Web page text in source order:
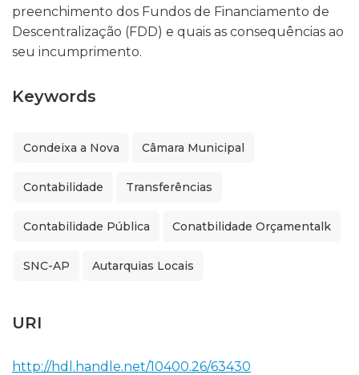
preenchimento dos Fundos de Financiamento de
Descentralização (FDD) e quais as consequências ao
seu incumprimento.
Keywords
Condeixa a Nova Câmara Municipal
Contabilidade Transferências
Contabilidade Pública Conatbilidade Orçamentalk
SNC-AP Autarquias Locais
URI
http://hdl.handle.net/10400.26/63430